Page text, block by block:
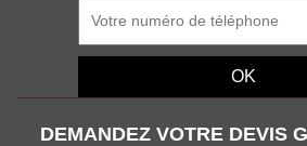
DEMANDEZ VOTRE DEVIS